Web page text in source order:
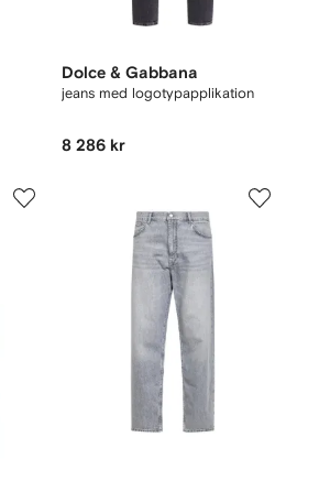
Dolce & Gabbana
jeans med logotypapplikation
8 286 kr